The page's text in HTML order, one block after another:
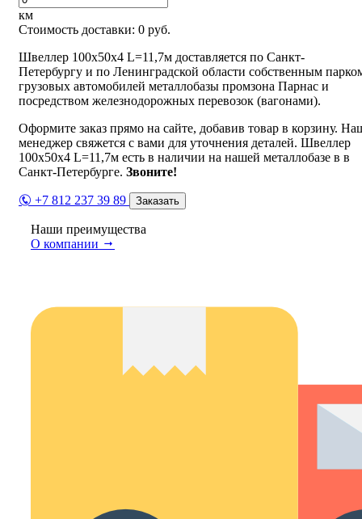
км
Стоимость доставки: 0 руб.
Швеллер 100х50х4 L=11,7м доставляется по Санкт-
Петербургу и по Ленинградской области собственным
грузовых автомобилей металлобазы промзона Парнас и
посредством железнодорожных перевозок (вагонами).
Оформите заказ прямо на сайте, добавив товар в корзину.
менеджер свяжется с вами для уточнения деталей. Швеллер
100х50х4 L=11,7м есть в наличии на нашей металлобазе в в
Санкт-Петербурге. Звоните!
+7 812 237 39 89 Заказать
Наши преимущества
О компании